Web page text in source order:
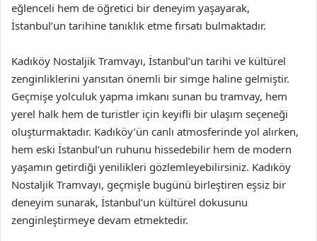
eğlenceli hem de öğretici bir deneyim yaşayarak,
İstanbul’un tarihine tanıklık etme fırsatı bulmaktadır.
Kadıköy Nostaljik Tramvayı, İstanbul’un tarihi ve kültürel
zenginliklerini yansıtan önemli bir simge haline gelmiştir.
Geçmişe yolculuk yapma imkanı sunan bu tramvay, hem
yerel halk hem de turistler için keyifli bir ulaşım seçeneği
oluşturmaktadır. Kadıköy’ün canlı atmosferinde yol alırken,
hem eski İstanbul’un ruhunu hissedebilir hem de modern
yaşamın getirdiği yenilikleri gözlemleyebilirsiniz. Kadıköy
Nostaljik Tramvayı, geçmişle bugünü birleştiren eşsiz bir
deneyim sunarak, İstanbul’un kültürel dokusunu
zenginleştirmeye devam etmektedir.